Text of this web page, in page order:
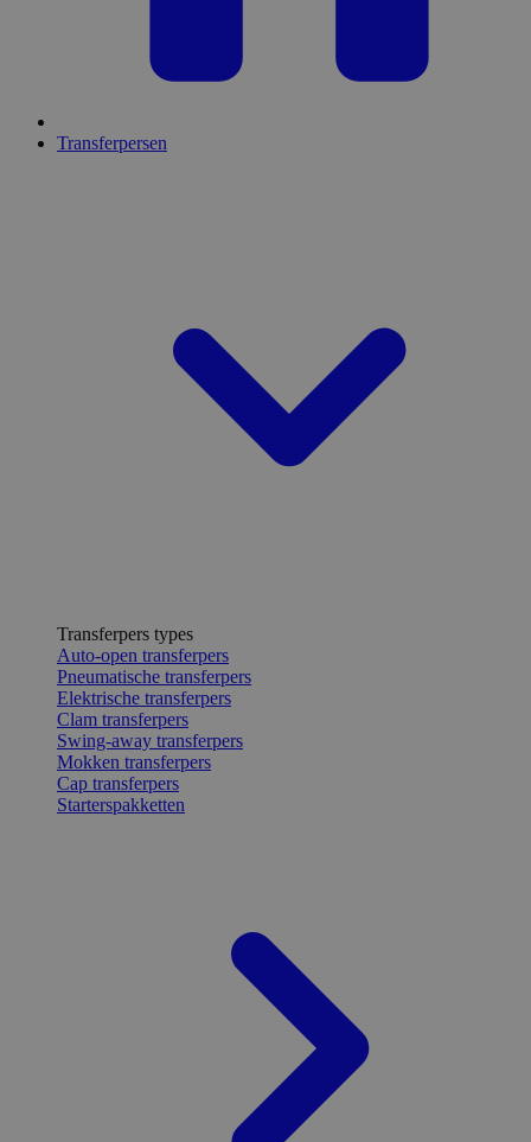
Transferpersen
Transferpers types
Auto-open transferpers
Pneumatische transferpers
Elektrische transferpers
Clam transferpers
Swing-away transferpers
Mokken transferpers
Cap transferpers
Starterspakketten